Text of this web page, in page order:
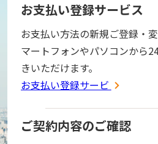
お支払い登録サービス
お支払い方法の新規ご登録・
マートフォンやパソコンから
きいただけます。
お支払い登録サービス
ご契約内容のご確認